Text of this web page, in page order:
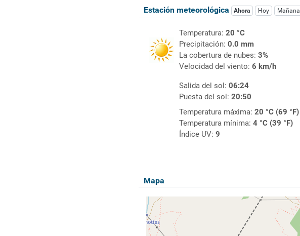
Estación meteorológica Ahora Hoy Mañana
Temperatura: 20 °C
Precipitación: 0.0 mm
La cobertura de nubes: 3%
Velocidad del viento: 6 km/h
Salida del sol: 06:24
Puesta del sol: 20:50
Temperatura máxima: 20 °C (69 °F)
Temperatura mínima: 4 °C (39 °F)
Índice UV: 9
Mapa